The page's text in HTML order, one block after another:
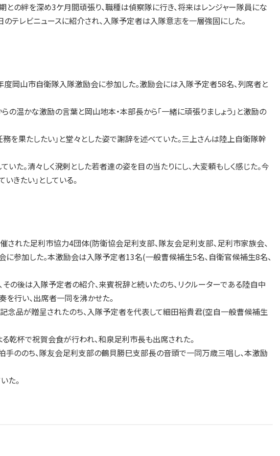
との絆を深め3ケ月間頑張り、職種は偵察隊に行き、将来はレンジャー隊員にな
テレビニュースに紹介され、入隊予定者は入隊意志を一層強固にした。
岡山市自衛隊入隊激励会に参加した。激励会には入隊予定者58名、列席者と
温かな激励の言葉と岡山地本・本部長から「一緒に頑張りましょう」と激励の
を果たしたい」と堂々とした姿で謝辞を述べていた。三上さんは陸上自衛隊幹
た。清々しく溌剌とした若者達の姿を目の当たりにし、大変頼もしく感じた。今
きたい」としている。
れた足利市協力4団体(防衛協会足利支部、隊友会足利支部、足利市家族会、
加した。本激励会は入隊予定者13名(一般曹候補生5名、自衛官候補生8名、
後は入隊予定者の紹介、来賓祝辞と続いたのち、リクルーターである陸自中
行い、出席者一同を沸かせた。
品が贈呈されたのち、入隊予定者を代表して細田裕貴君(空自一般曹候補生
杯で祝賀会食が行われ、和泉足利市長も出席された。
ののち、隊友会足利支部の鶴貝勝巳支部長の音頭で一同万歳三唱し、本激励
た。